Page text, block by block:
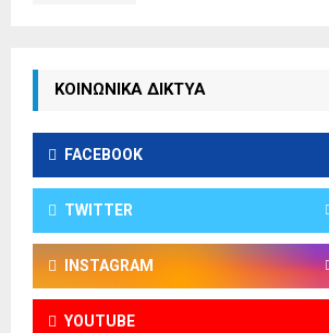
ΚΟΙΝΩΝΙΚΑ ΔΙΚΤΥΑ
FACEBOOK
TWITTER
INSTAGRAM
YOUTUBE